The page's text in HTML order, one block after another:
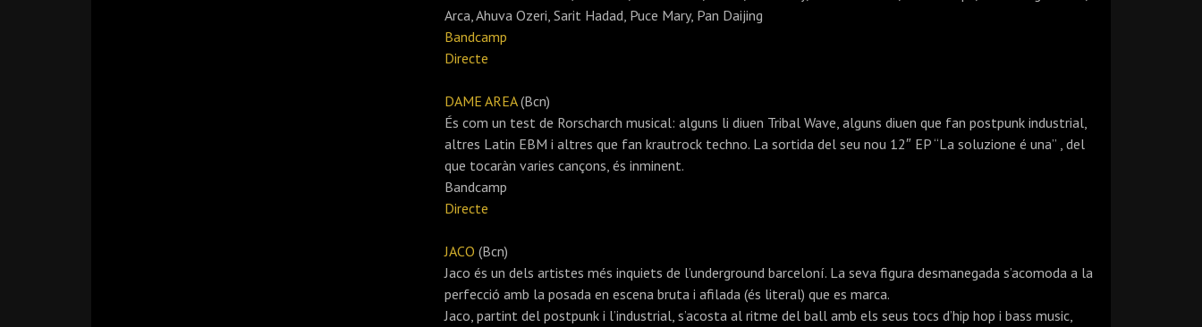
Arca, Ahuva Ozeri, Sarit Hadad, Puce Mary, Pan Daijing
Bandcamp
Directe
DAME AREA(Bcn)
És com un test de Rorscharch musical: alguns li diuen Tribal Wave, alguns diuen que fan postpunk industrial,
altres Latin EBM i altres que fan krautrock techno. La sortida del seu nou 12″ EP “La soluzione é una” , del
que tocaràn varies cançons, és inminent.
Bandcamp
Directe
JACO (Bcn)
Jaco és un dels artistes més inquiets de l’underground barceloní. La seva figura desmanegada s’acomoda a la
perfecció amb la posada en escena bruta i afilada (és literal) que es marca.
Jaco, partint del postpunk i l’industrial, s’acosta al ritme del ball amb els seus tocs d’hip hop i bass music,